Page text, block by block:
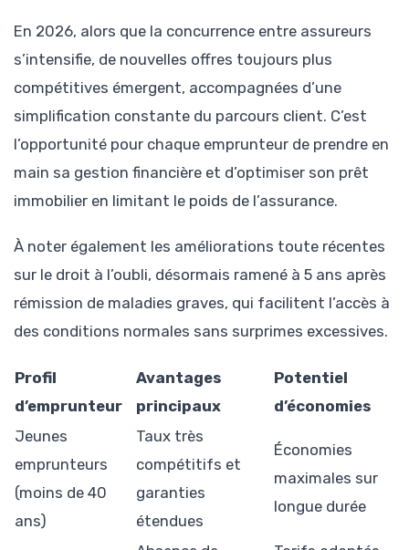
En 2026, alors que la concurrence entre assureurs
s’intensifie, de nouvelles offres toujours plus
compétitives émergent, accompagnées d’une
simplification constante du parcours client. C’est
l’opportunité pour chaque emprunteur de prendre en
main sa gestion financière et d’optimiser son prêt
immobilier en limitant le poids de l’assurance.
À noter également les améliorations toute récentes
sur le droit à l’oubli, désormais ramené à 5 ans après
rémission de maladies graves, qui facilitent l’accès à
des conditions normales sans surprimes excessives.
Profil
d’emprunteur
Avantages
principaux
Potentiel
d’économies
Jeunes
emprunteurs
(moins de 40
ans)
Taux très
compétitifs et
garanties
étendues
Économies
maximales sur
longue durée